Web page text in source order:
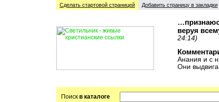
Сделать стартовой cтраницей Добавить страницу в закладки
веруя
24:14)
Анания и с
Они
Поиск в каталоге